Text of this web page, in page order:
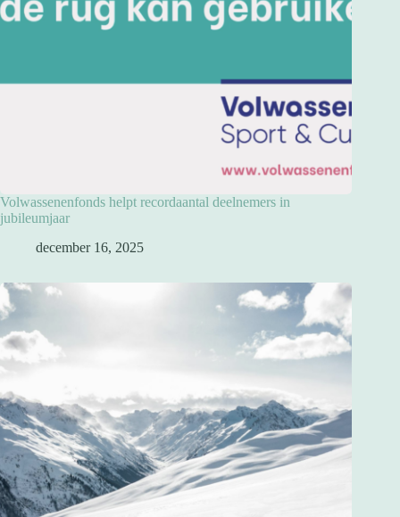
Volwassenenfonds helpt recordaantal deelnemers in
jubileumjaar
december 16, 2025